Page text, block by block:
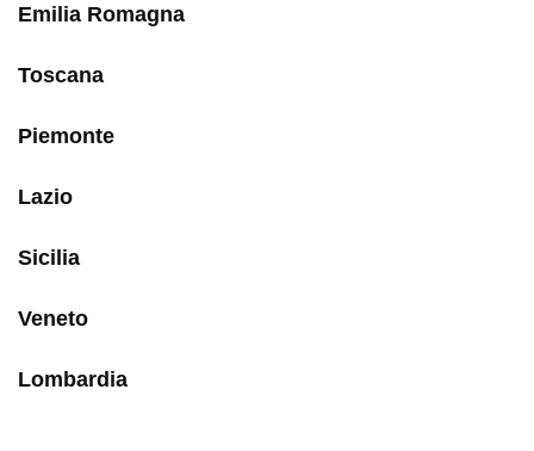
Emilia Romagna
Toscana
Piemonte
Lazio
Sicilia
Veneto
Lombardia